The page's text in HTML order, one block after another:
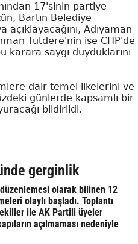
17'sinin partiye
Bartın Belediye
açıklayacağını, Adıyaman
Tutdere'nin ise CHP'de
karara saygı duyduklarını
dair temel ilkelerini ve
günlerde kapsamlı bir
bildirildi.
gerginlik
olarak bilinen 12
olaylı başladı. Toplantı
ile AK Partili üyeler
açılmaması nedeniyle